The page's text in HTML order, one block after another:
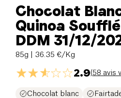
Chocolat
Quinoa
DDM 31/12/
85g | 36.35 €/Kg
2.9(58 avis
Chocolat blanc